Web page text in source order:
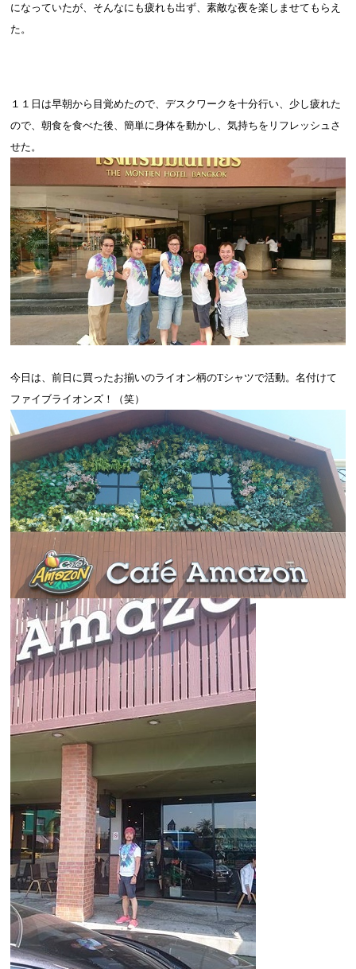
になっていたが、そんなにも疲れも出ず、素敵な夜を楽しませてもらえ
た。
１１日は早朝から目覚めたので、デスクワークを十分行い、少し疲れた
ので、朝食を食べた後、簡単に身体を動かし、気持ちをリフレッシュさ
せた。
今日は、前日に買ったお揃いのライオン柄のTシャツで活動。名付けて
ファイブライオンズ！（笑）